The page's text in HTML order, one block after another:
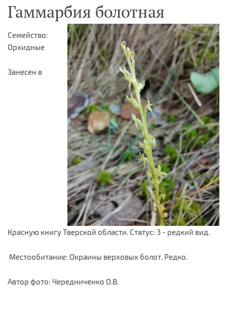
Гаммарбия болотная
Семейство:
Орхидные
Занесен в
Красную книгу Тверской области. Статус: 3 - редкий вид.
Местообитание: Окраины верховых болот. Редко.
Автор фото: Чередниченко О.В.